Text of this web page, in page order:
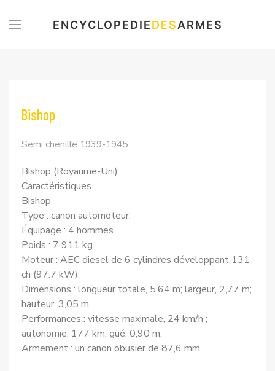
ENCYCLOPEDIEDESARMES
Bishop
Semi chenille 1939-1945
Bishop (Royaume-Uni)
Caractéristiques
Bishop
Type : canon automoteur.
Équipage : 4 hommes.
Poids : 7 911 kg.
Moteur : AEC diesel de 6 cylindres développant 131
ch (97.7 kW).
Dimensions : longueur totale, 5,64 m; largeur, 2,77 m;
hauteur, 3,05 m.
Performances : vitesse maximale, 24 km/h ;
autonomie, 177 km; gué, 0,90 m.
Armement : un canon obusier de 87,6 mm.